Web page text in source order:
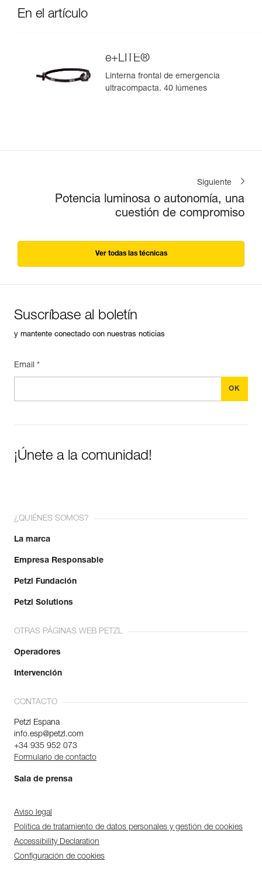
En el artículo
e+LITE®
Linterna frontal de emergencia
ultracompacta. 40 lúmenes
Siguiente
Potencia luminosa o autonomía, una
cuestión de compromiso
Ver todas las técnicas
Suscríbase al boletín
y mantente conectado con nuestras noticias
Email *
¡Únete a la comunidad!
¿QUIÉNES SOMOS?
La marca
Empresa Responsable
Petzl Fundación
Petzl Solutions
OTRAS PÁGINAS WEB PETZL
Operadores
Intervención
CONTACTO
Petzl Espana
info.esp@petzl.com
+34 935 952 073
Formulario de contacto
Sala de prensa
Aviso legal
Política de tratamiento de datos personales y gestión de cookies
Accessibility Declaration
Configuración de cookies